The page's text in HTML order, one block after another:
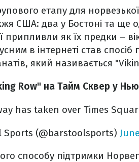
етапу для
США: два у Бостоні та ще
припливли як їх предки –
в інтернеті став
який називається
Row" на Тайм Сквер у
has taken over Times
(@barstoolsports)
способу підтримки